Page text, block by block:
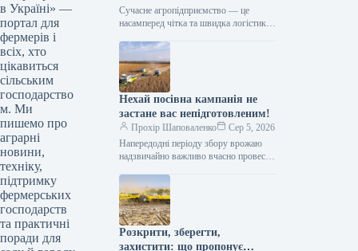
в Україні» —
портал для
фермерів і
всіх, хто
цікавиться
сільським
господарство
м. Ми
пишемо про
аграрні
новини,
техніку,
підтримку
фермерських
господарств
та практичні
поради для
менеджменту
Сучасне агропідприємство — це
насамперед чітка та швидка логістика.
тисяч тонн зерна, робота з
біогазовими…
Нехай посівна кампанія не
застане вас непідготовленим!
Прохір Шаповаленко
Сер 5, 2026
Напередодні періоду збору врожаю
надзвичайно важливо вчасно провести
виконати всі процедури планового
технічного
обслуговування.Оптимальним
вибором є…
Розкрити, зберегти,
захистити: що пропонує